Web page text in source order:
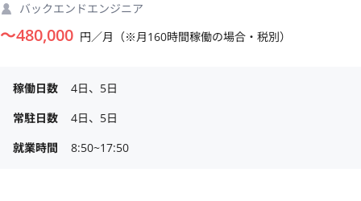
バックエンドエンジニア
〜480,000 円／月（※月160時間稼働の場合・税別）
稼働日数
4日、5日
常駐日数
4日、5日
就業時間
8:50~17:50